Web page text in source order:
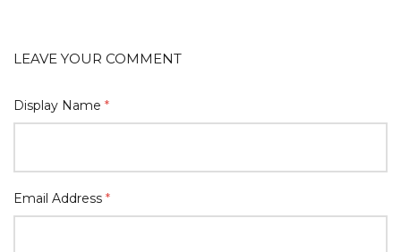
LEAVE YOUR COMMENT
Display Name *
Email Address *